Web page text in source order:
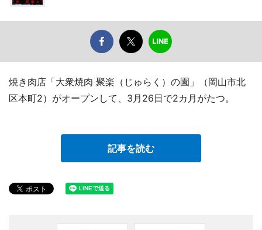
焼き肉店「大衆焼肉 聚楽（じゅらく）の園」（岡山市北
区本町2）がオープンして、3月26日で2カ月がたつ。
記事を読む